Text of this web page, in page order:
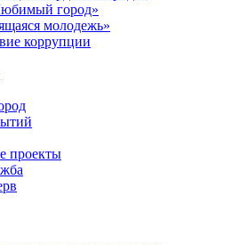
город»
молодежь»
коррупции
проекты